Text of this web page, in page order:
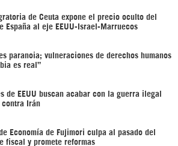
de Ceuta expone el precio oculto del
España al eje EEUU-Israel-Marruecos
paranoia; vulneraciones de derechos humanos
es real”
de EEUU buscan acabar con la guerra ilegal
contra Irán
Economía de Fujimori culpa al pasado del
fiscal y promete reformas